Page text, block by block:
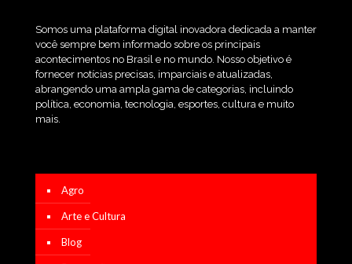
Somos uma plataforma digital inovadora dedicada a manter
você sempre bem informado sobre os principais
acontecimentos no Brasil e no mundo. Nosso objetivo é
fornecer notícias precisas, imparciais e atualizadas,
abrangendo uma ampla gama de categorias, incluindo
política, economia, tecnologia, esportes, cultura e muito
mais.
Agro
Arte e Cultura
Blog